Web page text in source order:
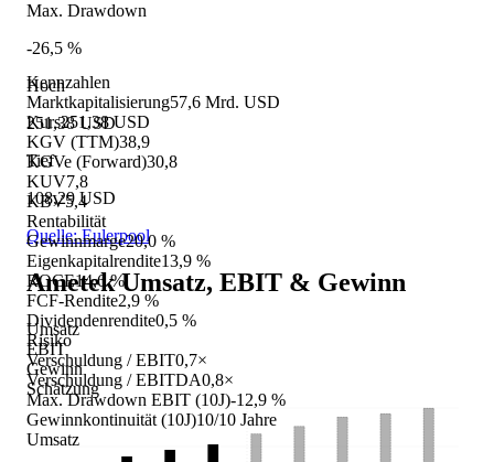
Kennzahlen
Marktkapitalisierung57,6 Mrd. USD
Kurs251,38 USD
KGV (TTM)38,9
KGVe (Forward)30,8
KUV7,8
KBV5,4
Rentabilität
Gewinnmarge20,0 %
Eigenkapitalrendite13,9 %
ROCE14,6 %
FCF-Rendite2,9 %
Dividendenrendite0,5 %
Risiko
Verschuldung / EBIT0,7×
Verschuldung / EBITDA0,8×
Max. Drawdown EBIT (10J)-12,9 %
Gewinnkontinuität (10J)10/10 Jahre
Umsatz
Max. Drawdown
-26,5 %
Hoch
251,38 USD
Tief
108,29 USD
Quelle: Eulerpool
AmetekUmsatz, EBIT & Gewinn
Umsatz
EBIT
Gewinn
Schätzung